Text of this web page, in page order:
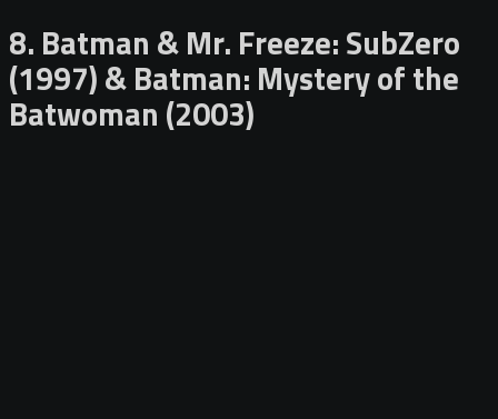
8. Batman & Mr. Freeze: SubZero
(1997) & Batman: Mystery of the
Batwoman (2003)